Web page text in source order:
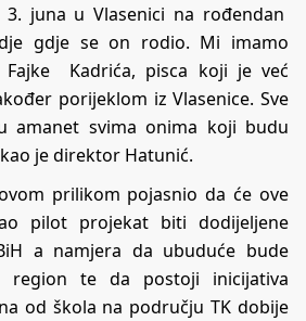
juna u Vlasenici na rođendan
gdje se on rodio. Mi imamo
Kadrića, pisca koji je već
porijeklom iz Vlasenice. Sve
amanet svima onima koji budu
je direktor Hatunić.
prilikom pojasnio da će ove
pilot projekat biti dodijeljene
a namjera da ubuduće bude
region te da postoji inicijativa
od škola na području TK dobije